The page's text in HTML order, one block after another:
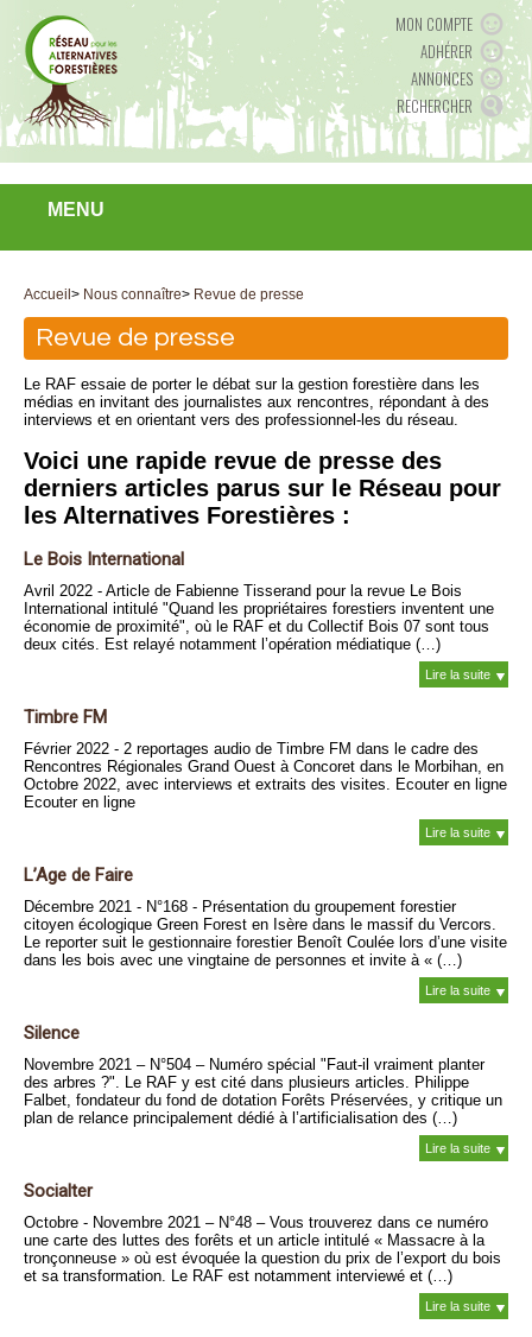
MON COMPTE
ADHÉRER
ANNONCES
RECHERCHER
MENU
Accueil > Nous connaître> Revue de presse
Revue de presse
Le RAF essaie de porter le débat sur la gestion forestière dans les
médias en invitant des journalistes aux rencontres, répondant à des
interviews et en orientant vers des professionnel-les du réseau.
Voici une rapide revue de presse des
derniers articles parus sur le Réseau pour
les Alternatives Forestières :
Le Bois International
Avril 2022 - Article de Fabienne Tisserand pour la revue Le Bois
International intitulé "Quand les propriétaires forestiers inventent une
économie de proximité", où le RAF et du Collectif Bois 07 sont tous
deux cités. Est relayé notamment l’opération médiatique (…)
Lire la suite
Timbre FM
Février 2022 - 2 reportages audio de Timbre FM dans le cadre des
Rencontres Régionales Grand Ouest à Concoret dans le Morbihan, en
Octobre 2022, avec interviews et extraits des visites. Ecouter en ligne
Ecouter en ligne
Lire la suite
L’Age de Faire
Décembre 2021 - N°168 - Présentation du groupement forestier
citoyen écologique Green Forest en Isère dans le massif du Vercors.
Le reporter suit le gestionnaire forestier Benoît Coulée lors d’une visite
dans les bois avec une vingtaine de personnes et invite à « (…)
Lire la suite
Silence
Novembre 2021 – N°504 – Numéro spécial "Faut-il vraiment planter
des arbres ?". Le RAF y est cité dans plusieurs articles. Philippe
Falbet, fondateur du fond de dotation Forêts Préservées, y critique un
plan de relance principalement dédié à l’artificialisation des (…)
Lire la suite
Socialter
Octobre - Novembre 2021 – N°48 – Vous trouverez dans ce numéro
une carte des luttes des forêts et un article intitulé « Massacre à la
tronçonneuse » où est évoquée la question du prix de l’export du bois
et sa transformation. Le RAF est notamment interviewé et (…)
Lire la suite